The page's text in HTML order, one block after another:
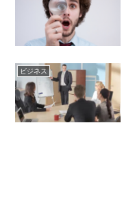
ビジネス